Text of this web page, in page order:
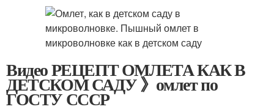
Видео РЕЦЕПТ ОМЛЕТА КАК В
ДЕТСКОМ САДУ 》омлет по
ГОСТУ СССР